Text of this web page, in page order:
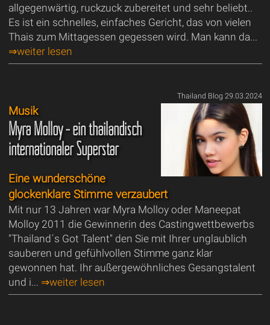
allgegenwärtig, ruckzuck zubereitet und sehr beliebt..
Es ist ein schnelles, einfaches Gericht, das von vielen
Thais zum Mittagessen gegessen wird. Man kann da...
⇒weiter lesen
Thailand Blog 29.03.2024
Musik
Myra Molloy - ein thailändisch
internationaler Superstar
Eine wunderschöne
glockenklare Stimme verzaubert
Mit nur 13 Jahren war Myra Molloy oder Maneepat
Molloy 2011 die Gewinnerin des Castingwettbewerbs
"Thailand´s Got Talent" den Sie mit Ihrer unglaublich
sauberen und gefühlvollen Stimme ganz klar
gewonnen hat. Ihr außergewöhnliches Gesangstalent
und i... ⇒weiter lesen